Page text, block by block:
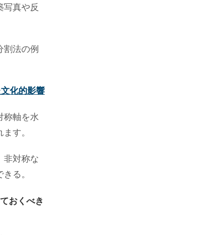
写真や反
割法の例
化的影響
称軸を水
す。
非対称な
る。
おくべき